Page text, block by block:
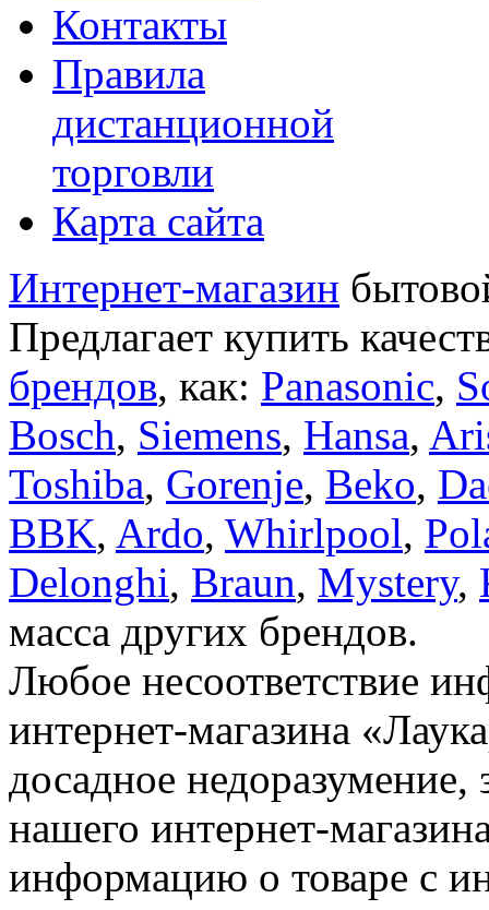
Контакты
Правила
дистанционной
торговли
Карта сайта
Интернет-магазин
Предлагает купить
брендов, как: Panasonic,
Bosch, Siemens, Hansa,
Toshiba, Gorenje, Beko,
BBK, Ardo, Whirlpool,
Delonghi, Braun, Mystery,
масса других брендов.
Любое несоответствие
интернет-магазина
досадное недоразумение,
нашего интернет-
информацию о товаре с